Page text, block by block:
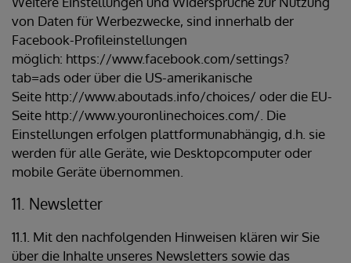
von Daten für Werbezwecke, sind innerhalb der
Facebook-Profileinstellungen
möglich: https://www.facebook.com/settings?
tab=ads oder über die US-amerikanische
Seite http://www.aboutads.info/choices/ oder die EU-
Seite http://www.youronlinechoices.com/. Die
Einstellungen erfolgen plattformunabhängig, d.h. sie
werden für alle Geräte, wie Desktopcomputer oder
mobile Geräte übernommen.
11. Newsletter
11.1. Mit den nachfolgenden Hinweisen klären wir Sie
über die Inhalte unseres Newsletters sowie das